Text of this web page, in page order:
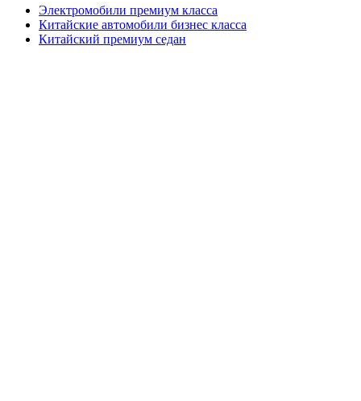
Электромобили премиум класса
Китайские автомобили бизнес класса
Китайский премиум седан